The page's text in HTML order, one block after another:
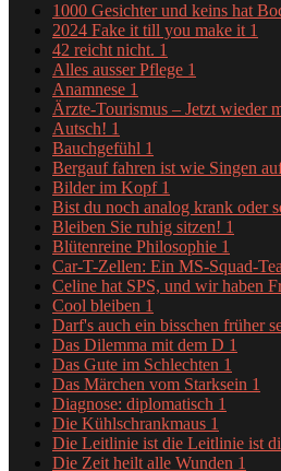
1000 Gesichter und keins hat
2024 Fake it till you make it 1
42 reicht nicht. 1
Alles ausser Pflege 1
Anamnese 1
Ärzte-Tourismus – Jetzt wieder
Autsch! 1
Bauchgefühl 1
Bergauf fahren ist wie Singen
Bilder im Kopf 1
Bist du noch analog krank oder
Bleiben Sie ruhig sitzen! 1
Blütenreine Philosophie 1
Car-T-Zellen: Ein MS-Squad-
Celine hat SPS, und wir haben
Cool bleiben 1
Darf's auch ein bisschen früher
Das Dilemma mit dem D 1
Das Gute im Schlechten 1
Das Märchen vom Starksein 1
Diagnose: diplomatisch 1
Die Kühlschrankmaus 1
Die Leitlinie ist die Leitlinie ist
Die Zeit heilt alle Wunden 1